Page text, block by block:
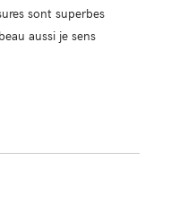
sont superbes
aussi je sens